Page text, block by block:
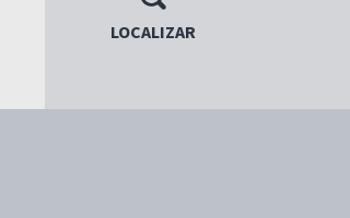
LOCALIZAR